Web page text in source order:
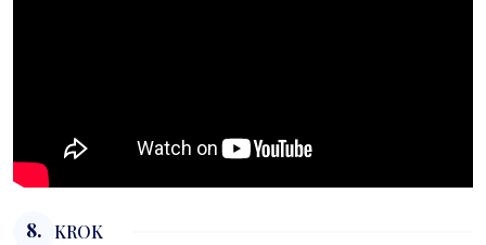
8. KROK